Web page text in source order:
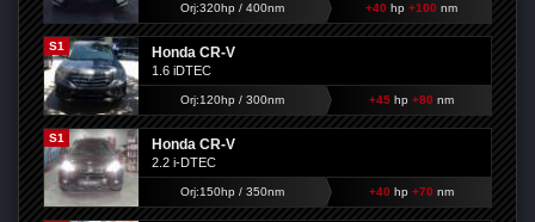
Orj:320hp / 400nm +40 hp +100 nm
S1 Honda CR-V
1.6 iDTEC
Orj:120hp / 300nm +45hp +80 nm
S1 Honda CR-V
2.2 i-DTEC
Orj:150hp / 350nm +40 hp +70 nm